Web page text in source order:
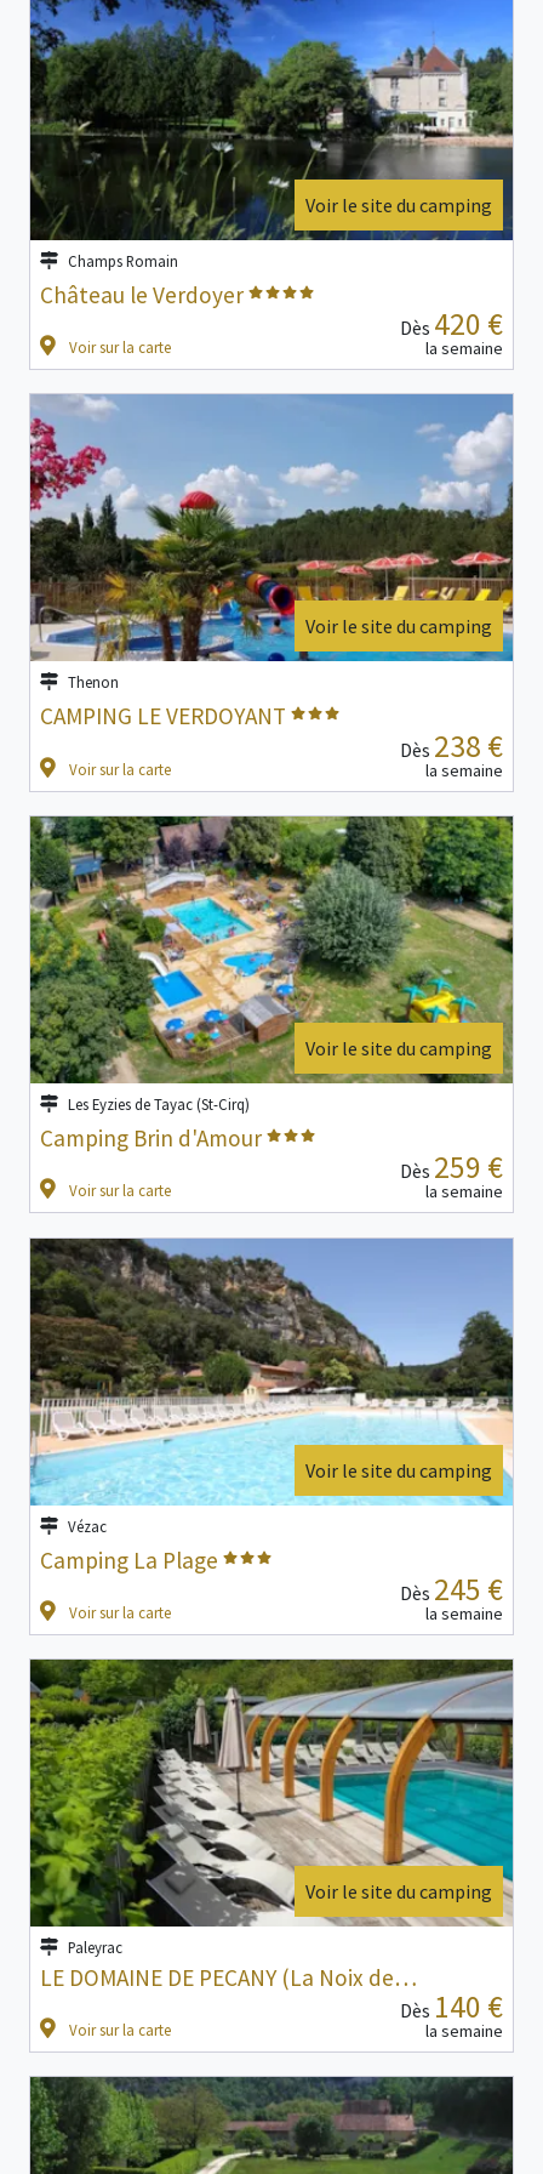
Voir le site du camping
Champs Romain
Château le Verdoyer
Voir sur la carte
Dès 420 €
la semaine
Voir le site du camping
Thenon
CAMPING LE VERDOYANT
Voir sur la carte
Dès 238 €
la semaine
Voir le site du camping
Les Eyzies de Tayac (St-Cirq)
Camping Brin d'Amour
Voir sur la carte
Dès 259 €
la semaine
Voir le site du camping
Vézac
Camping La Plage
Voir sur la carte
Dès 245 €
la semaine
Voir le site du camping
Paleyrac
LE DOMAINE DE PECANY (La Noix de…
Voir sur la carte
Dès 140 €
la semaine